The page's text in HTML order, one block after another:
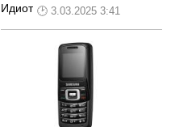
Идиот
3.03.2025 3:41